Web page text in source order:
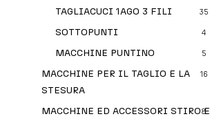
TAGLIACUCI 1AGO 3 FILI 35
SOTTOPUNTI 4
MACCHINE PUNTINO 5
MACCHINE PER IL TAGLIO E LA
STESURA
16
MACCHINE ED ACCESSORI STIRO E
8